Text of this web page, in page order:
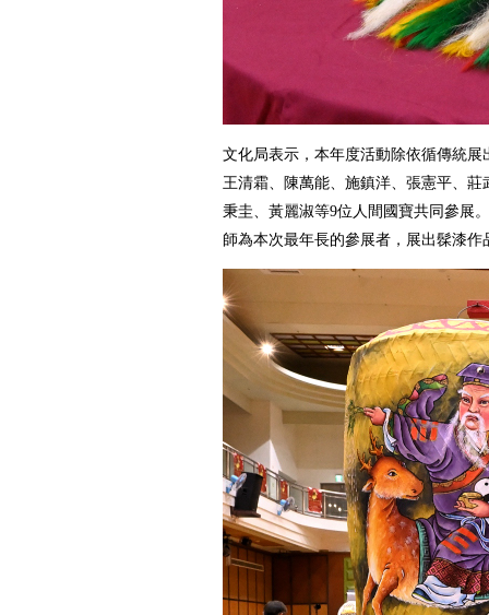
文化局表示，本年度活動除依循傳統展
王清霜、陳萬能、施鎮洋、張憲平、
秉圭、黃麗淑等9位人間國寶共同參展
師為本次最年長的參展者，展出髹漆作